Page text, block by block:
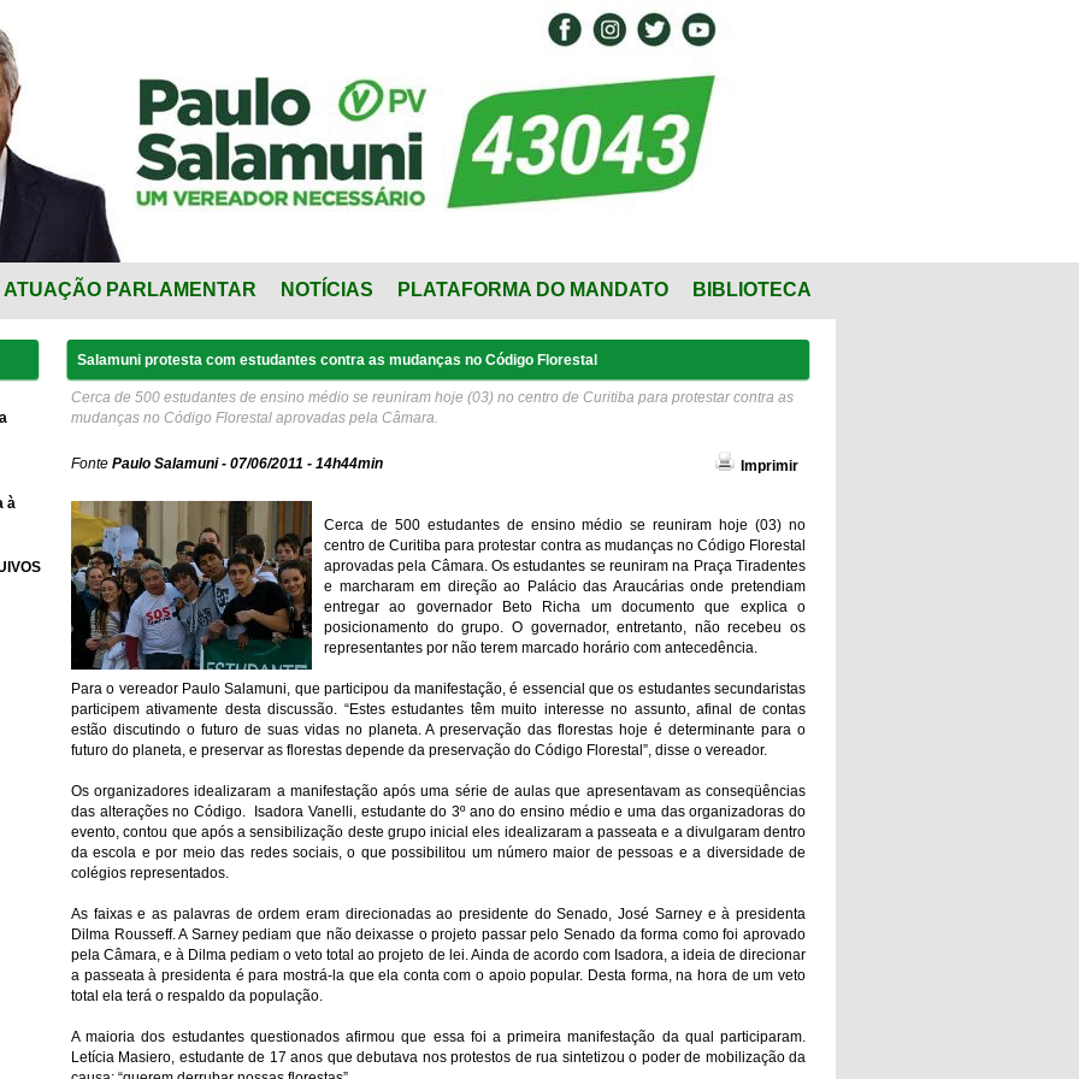
ATUAÇÃO PARLAMENTAR NOTÍCIAS PLATAFORMA DO MANDATO BIBLIOTECA
à
Salamuni protesta com estudantes contra as mudanças no Código Florestal
Cerca de 500 estudantes de ensino médio se reuniram hoje (03) no centro de Curitiba para protestar contra as
mudanças no Código Florestal aprovadas pela Câmara.
Fonte Paulo Salamuni - 07/06/2011 - 14h44min Imprimir
Cerca de 500 estudantes de ensino médio se reuniram hoje (03) no
centro de Curitiba para protestar contra as mudanças no Código Florestal
aprovadas pela Câmara. Os estudantes se reuniram na Praça Tiradentes
e marcharam em direção ao Palácio das Araucárias onde pretendiam
entregar ao governador Beto Richa um documento que explica o
posicionamento do grupo. O governador, entretanto, não recebeu os
representantes por não terem marcado horário com antecedência.
Para o vereador Paulo Salamuni, que participou da manifestação, é essencial que os estudantes secundaristas
participem ativamente desta discussão. “Estes estudantes têm muito interesse no assunto, afinal de contas
estão discutindo o futuro de suas vidas no planeta. A preservação das florestas hoje é determinante para o
futuro do planeta, e preservar as florestas depende da preservação do Código Florestal”, disse o vereador.
Os organizadores idealizaram a manifestação após uma série de aulas que apresentavam as conseqüências
das alterações no Código. Isadora Vanelli, estudante do 3º ano do ensino médio e uma das organizadoras do
evento, contou que após a sensibilização deste grupo inicial eles idealizaram a passeata e a divulgaram dentro
da escola e por meio das redes sociais, o que possibilitou um número maior de pessoas e a diversidade de
colégios representados.
As faixas e as palavras de ordem eram direcionadas ao presidente do Senado, José Sarney e à presidenta
Dilma Rousseff. A Sarney pediam que não deixasse o projeto passar pelo Senado da forma como foi aprovado
pela Câmara, e à Dilma pediam o veto total ao projeto de lei. Ainda de acordo com Isadora, a ideia de direcionar
a passeata à presidenta é para mostrá-la que ela conta com o apoio popular. Desta forma, na hora de um veto
total ela terá o respaldo da população.
A maioria dos estudantes questionados afirmou que essa foi a primeira manifestação da qual participaram.
Letícia Masiero, estudante de 17 anos que debutava nos protestos de rua sintetizou o poder de mobilização da